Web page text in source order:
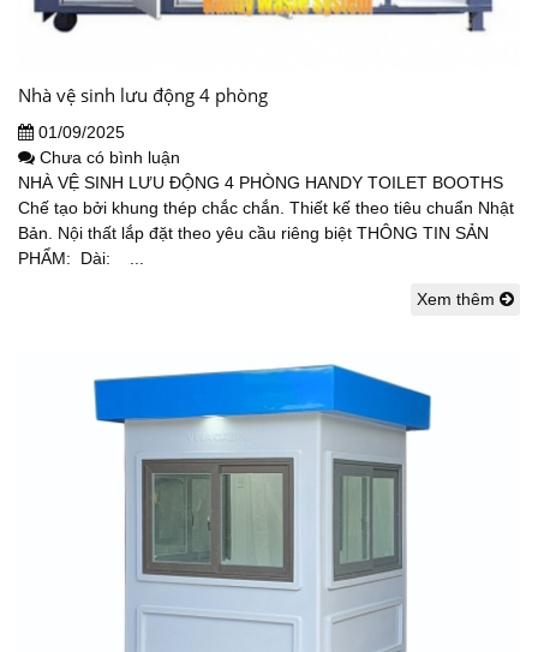
Nhà vệ sinh lưu động 4 phòng
01/09/2025
Chưa có bình luận
NHÀ VỆ SINH LƯU ĐỘNG 4 PHÒNG HANDY TOILET BOOTHS
Chế tạo bởi khung thép chắc chắn. Thiết kế theo tiêu chuẩn Nhật
Bản. Nội thất lắp đặt theo yêu cầu riêng biệt THÔNG TIN SẢN
PHẨM: Dài: ...
Xem thêm